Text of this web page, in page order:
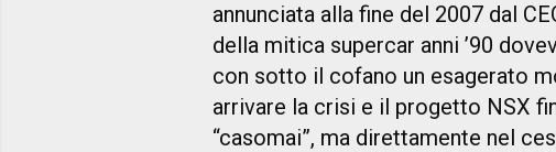
annunciata alla fine del 2007 dal
della mitica supercar anni ’90
con sotto il cofano un esagerato
arrivare la crisi e il progetto NSX
“casomai”, ma direttamente nel